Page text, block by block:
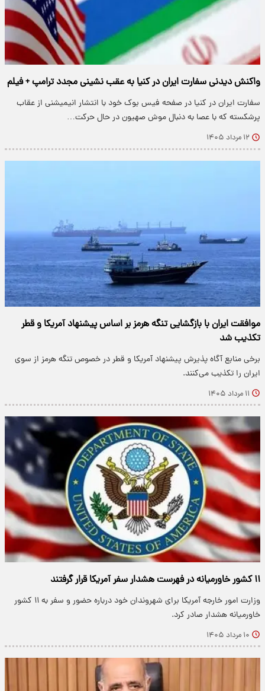
واکنش دیدنی سفارت ایران در کنیا به عقب نشینی مجدد ترامپ + فیلم
سفارت ایران در کنیا در صفحه فیس بوک خود با انتشار انیمیشنی از عقاب
پرشکسته که با عصا به دنبال موش صهیون در حال حرکت…
۱۲ مرداد ۱۴۰۵
موافقت ایران با بازگشایی تنگه هرمز بر اساس پیشنهاد آمریکا و قطر
تکذیب شد
برخی منابع آگاه پذیرش پیشنهاد آمریکا و قطر در خصوص تنگه هرمز از سوی
ایران را تکذیب می‌کنند.
۱۱ مرداد ۱۴۰۵
۱۱ کشور خاورمیانه در فهرست هشدار سفر آمریکا قرار گرفتند
وزارت امور خارجه آمریکا برای شهروندان خود درباره حضور و سفر به ۱۱ کشور
خاورمیانه هشدار صادر کرد.
۱۰ مرداد ۱۴۰۵